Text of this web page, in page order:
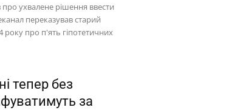
ухвалене рішення ввести
переказував старий
року про п'ять гіпотетичних
тепер без
за